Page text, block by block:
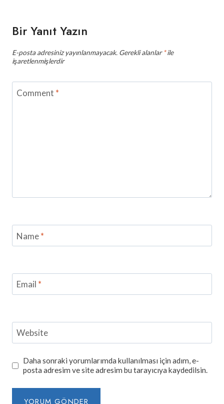
Bir Yanıt Yazın
E-posta adresiniz yayınlanmayacak. Gerekli alanlar*ile
işaretlenmişlerdir
Comment *
Name*
Email *
Website
Daha sonraki yorumlarımda kullanılması için adım, e-
posta adresim ve site adresim bu tarayıcıya kaydedilsin.